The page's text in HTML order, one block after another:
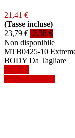
21,41 €
(Tasse incluse)
23,79 € -2,38 €
Non disponibile
MTB0425-10
BODY Da Tagliare